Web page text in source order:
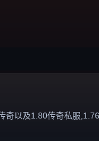
以及1.80传奇私服